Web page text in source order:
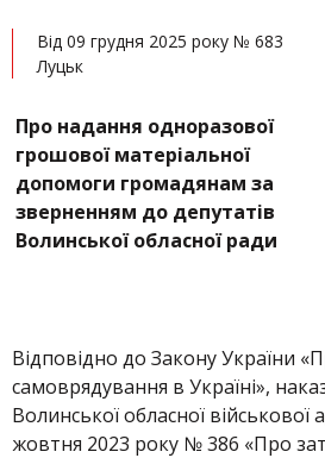
Від 09 грудня 2025 року № 683
Луцьк
Про надання одноразової
грошової матеріальної
допомоги громадянам за
зверненням до депутатів
Волинської обласної ради
Відповідно до Закону України
самоврядування в Україні»,
Волинської обласної військової
жовтня 2023 року № 386 «Про